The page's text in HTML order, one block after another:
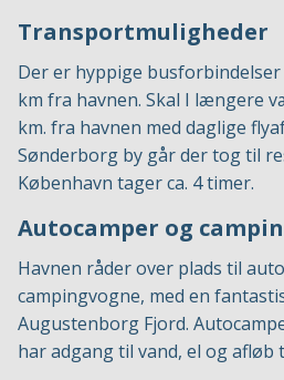
Transportmuligheder
Der er hyppige
km fra havnen. Skal I længere
km. fra havnen med daglige
Sønderborg by går der tog til
København tager ca. 4 timer.
Autocamper og
Havnen råder over plads til
campingvogne, med en
Augustenborg Fjord.
har adgang til vand, el og afløb